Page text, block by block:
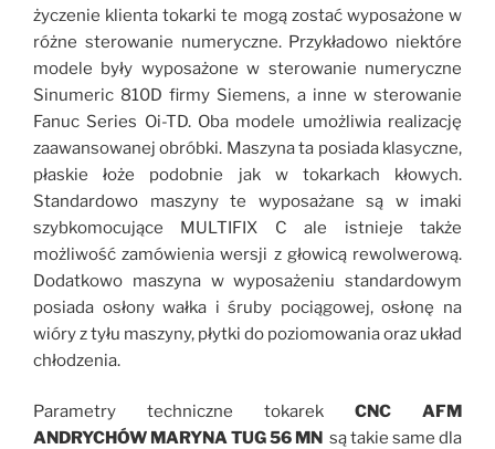
życzenie klienta tokarki te mogą zostać wyposażone w
różne sterowanie numeryczne. Przykładowo niektóre
modele były wyposażone w sterowanie numeryczne
Sinumeric 810D firmy Siemens, a inne w sterowanie
Fanuc Series Oi-TD. Oba modele umożliwia realizację
zaawansowanej obróbki. Maszyna ta posiada klasyczne,
płaskie łoże podobnie jak w tokarkach kłowych.
Standardowo maszyny te wyposażane są w imaki
szybkomocujące MULTIFIX C ale istnieje także
możliwość zamówienia wersji z głowicą rewolwerową.
Dodatkowo maszyna w wyposażeniu standardowym
posiada osłony wałka i śruby pociągowej, osłonę na
wióry z tyłu maszyny, płytki do poziomowania oraz układ
chłodzenia.
Parametry techniczne tokarek CNC AFM
ANDRYCHÓW MARYNA TUG 56 MN są takie same dla